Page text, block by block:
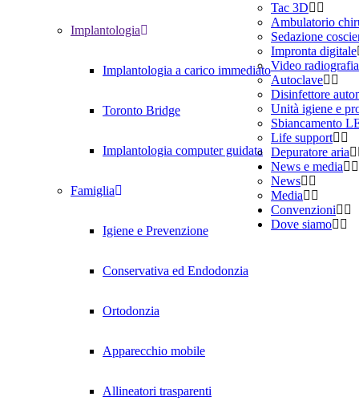
Implantologia
Implantologia a carico immediato
Toronto Bridge
Implantologia computer guidata
Famiglia
Igiene e Prevenzione
Conservativa ed Endodonzia
Ortodonzia
Apparecchio mobile
Allineatori trasparenti
Tac 3D
Ambulatorio
Sedazione
Impronta digitale
Video
Autoclave
Disinfettore
Unità igiene e
Sbiancamento
Life support
Depuratore aria
News e media
News
Media
Convenzioni
Dove siamo